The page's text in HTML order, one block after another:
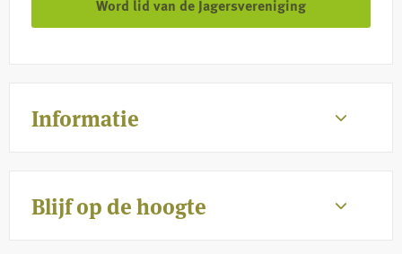
Informatie
Word lid van de Jagersvereniging
Blijf op de hoogte